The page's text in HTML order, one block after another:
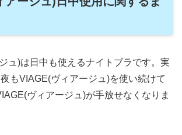
ュ)は日中も使えるナイトブラです。実
もVIAGE(ヴィアージュ)を使い続けて
ヴィアージュ)が手放せなくなりま